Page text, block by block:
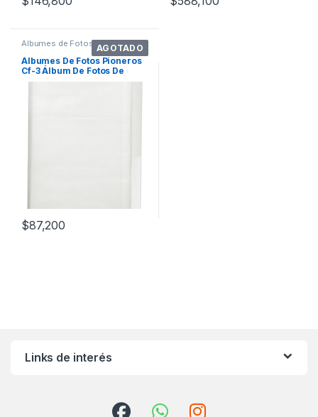
AGOTADO
Álbumes de Fotos
Álbumes De Fotos Pioneros
Cf-3 Álbum De Fotos De
Protector D
$87,200
Links de interés